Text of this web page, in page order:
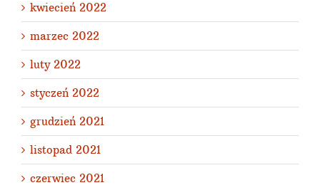
kwiecień 2022
marzec 2022
luty 2022
styczeń 2022
grudzień 2021
listopad 2021
czerwiec 2021